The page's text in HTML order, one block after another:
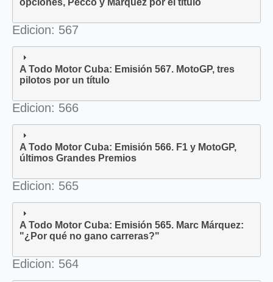
opciones, Pecco y Márquez por el título
Edicion: 567
A Todo Motor Cuba: Emisión 567. MotoGP, tres
pilotos por un título
Edicion: 566
A Todo Motor Cuba: Emisión 566. F1 y MotoGP,
últimos Grandes Premios
Edicion: 565
A Todo Motor Cuba: Emisión 565. Marc Márquez:
"¿Por qué no gano carreras?"
Edicion: 564